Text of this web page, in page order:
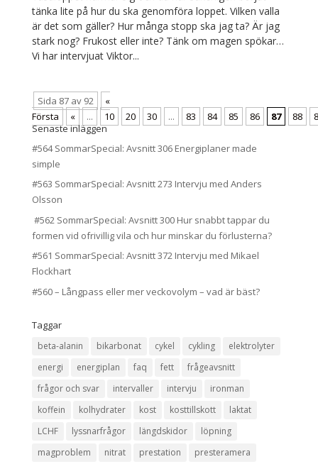
tänka lite på hur du ska genomföra loppet. Vilken valla
är det som gäller? Hur många stopp ska jag ta? Är jag
stark nog? Frukost eller inte? Tänk om magen spökar…
Vi har intervjuat Viktor...
Sida 87 av 92
«
Första
« ... 10 20 30 ... 83 84 85 86 87 88
Senaste inläggen
#564 SommarSpecial: Avsnitt 306 Energiplaner made
simple
#563 SommarSpecial: Avsnitt 273 Intervju med Anders
Olsson
#562 SommarSpecial: Avsnitt 300 Hur snabbt tappar du
formen vid ofrivillig vila och hur minskar du förlusterna?
#561 SommarSpecial: Avsnitt 372 Intervju med Mikael
Flockhart
#560 – Långpass eller mer veckovolym – vad är bäst?
Taggar
beta-alanin bikarbonat cykel cykling
elektrolyter
energi
energiplan faq fett
frågeavsnitt
frågor och svar
intervaller intervju
ironman
koffein
kolhydrater kost kosttillskott
laktat
LCHF
lyssnarfrågor längdskidor
löpning
magproblem
nitrat prestation presteramera